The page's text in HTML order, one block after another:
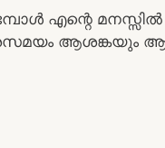
എന്റെ മനസ്സിൽ